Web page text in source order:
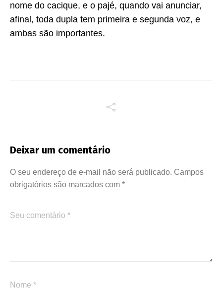
nome do cacique, e o pajé, quando vai anunciar,
afinal, toda dupla tem primeira e segunda voz, e
ambas são importantes.
Deixar um comentário
O seu endereço de e-mail não será publicado. Campos
obrigatórios são marcados com *